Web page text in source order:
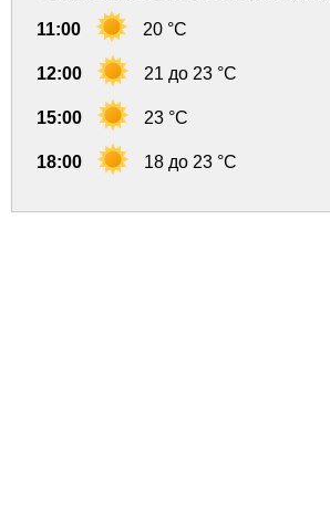
11:00 20 °C
12:00 21 до 23 °C
15:00 23 °C
18:00 18 до 23 °C